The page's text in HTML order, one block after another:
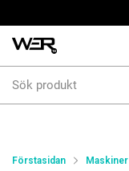
produkt
Förstasidan Maskiner